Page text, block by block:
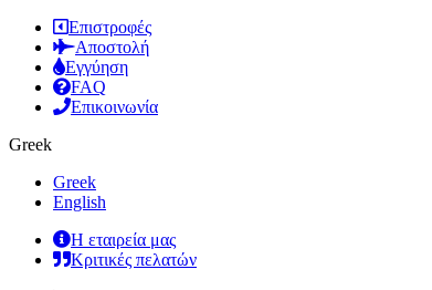
Επιστροφές
Αποστολή
Εγγύηση
FAQ
Επικοινωνία
Greek
Greek
English
Η εταιρεία μας
Κριτικές πελατών